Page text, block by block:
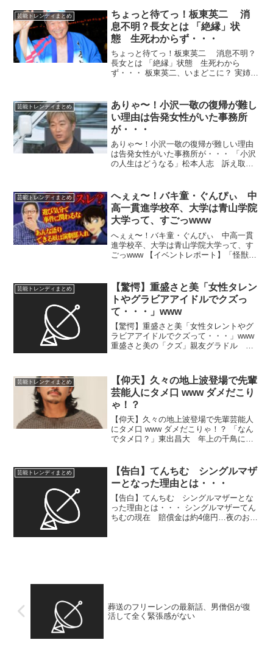
芸能トレンディまとめ
ちょっと待てっ！板東英二 消
息不明？長女とは 「絶縁」状
態 生死わからず・・・
ちょっと待てっ！板東英二 消息不明？
長女とは 「絶縁」状態 生死わから
ず・・・ 板東英二、いまどこに？ 実姉が
東の名前がドラマ内で登場すると、 《こ
のドラマ、...
芸能トレンディまとめ
ありゃ〜！小沢一敬の復帰が難し
い理由は告発女性がいた事務所
が・・・
ありゃ〜！小沢一敬の復帰が難しい理由
は告発女性がいた事務所が・・・ 「小沢
の人生はどうなる」松本人志 訴え取り
「一連の報道の中で、スピードワゴンの
小沢一敬さんは...
芸能トレンディまとめ
へぇぇ〜！バキ童・ぐんぴぃ 中
高一貫進学校卒、大学は青山学院
大学って、すごっwww
へぇぇ〜！バキ童・ぐんぴぃ 中高一貫
進学校卒、大学は青山学院大学って、す
ごっwww 【イベントレポート】「怪獣ヤ
東京・ユーロライブで行われ、主演を務
めた春とヒコー...
芸能トレンディまとめ
【驚愕】重盛さと美「女性タレン
トやグラビアアイドルでクズっ
て・・・」www
【驚愕】重盛さと美「女性タレントやグ
ラビアアイドルでクズって・・・」www
重盛さと美の「クズ」親友グラドル テ
張る」 グラビアアイドル、タレントの
礒部希帆が２１日、自...
芸能トレンディまとめ
【仰天】久々の地上波登場で先輩
芸能人にタメ口 www ダメだこり
ゃ！？
【仰天】久々の地上波登場で先輩芸能人
にタメ口 www ダメだこりゃ！？ 「なん
でタメ口？」東出昌大 年上の千鳥に
ミになる話』（フジテレビ系）に、東出
昌大（36）...
芸能トレンディまとめ
【告白】てんちむ シングルマザ
ーとなった理由とは・・・
【告白】てんちむ シングルマザーとな
った理由とは・・・ シングルマザーてん
ちむの現在 賠償金は約4億円…夜のお店
葬送のフリーレンの最新話、男僧侶が復
活して全く緊張感がない